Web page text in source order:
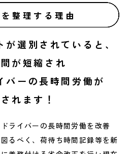
が選別されていると、
が短縮され
バーの長時間労働が
れます！
ライバーの長時間労働を改善
るべく、荷待ち時間記録等を新